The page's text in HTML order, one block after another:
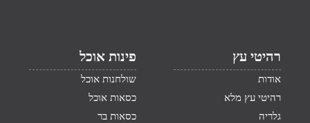
רהיטי עץ
אודות
רהיטי עץ מלא
גלריה
פינות אוכל
שולחנות אוכל
כסאות אוכל
כסאות בר